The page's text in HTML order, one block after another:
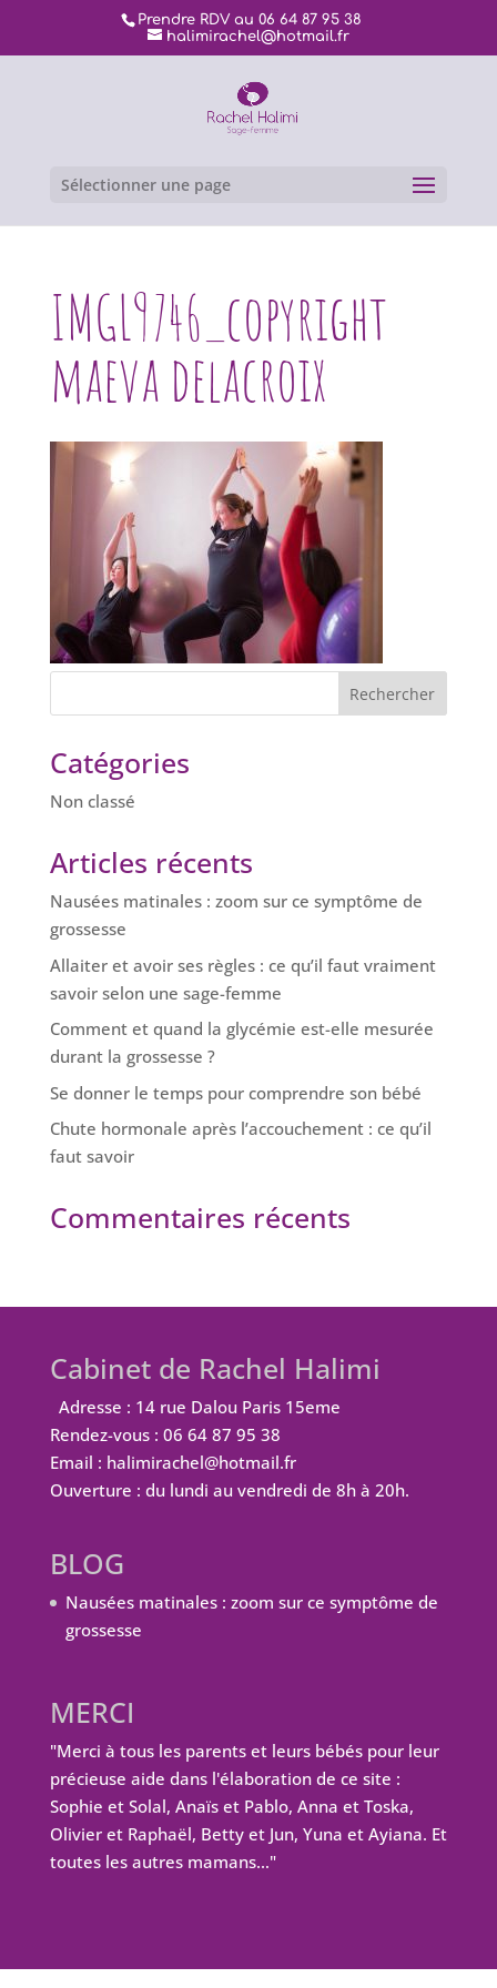
Prendre RDV au 06 64 87 95 38
halimirachel@hotmail.fr
Sélectionner une page
IMGL9746_copyright
maeva delacroix
Catégories
Non classé
Articles récents
Nausées matinales : zoom sur ce symptôme de
grossesse
Allaiter et avoir ses règles : ce qu’il faut vraiment
savoir selon une sage-femme
Comment et quand la glycémie est-elle mesurée
durant la grossesse ?
Se donner le temps pour comprendre son bébé
Chute hormonale après l’accouchement : ce qu’il
faut savoir
Commentaires récents
Cabinet de Rachel Halimi
Adresse : 14 rue Dalou Paris 15eme
Rendez-vous : 06 64 87 95 38
Email : halimirachel@hotmail.fr
Ouverture : du lundi au vendredi de 8h à 20h.
BLOG
Nausées matinales : zoom sur ce symptôme de
grossesse
MERCI
"Merci à tous les parents et leurs bébés pour leur
précieuse aide dans l'élaboration de ce site :
Sophie et Solal, Anaïs et Pablo, Anna et Toska,
Olivier et Raphaël, Betty et Jun, Yuna et Ayiana. Et
toutes les autres mamans…"